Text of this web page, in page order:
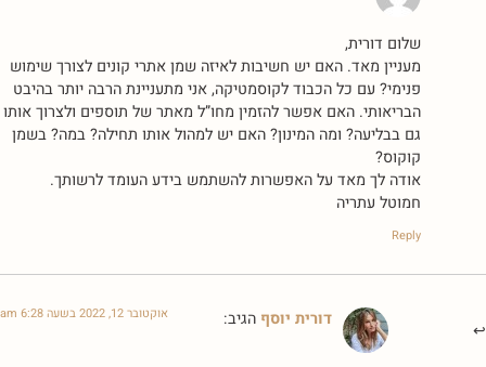
שלום דורית,
מעניין מאד. האם יש חשיבות לאיזה שמן אתרי קונים לצורך שימוש
פנימי? עם כל הכבוד לקוסמטיקה, אני מתעניינת הרבה יותר בהיבט
הבריאותי. האם אפשר להזמין מחו”ל מאתר של תוספים ולצרוך אותו
גם בבליעה? ומה המינון? האם יש למהול אותו תחילה? במה? בשמן
קוקוס?
אודה לך מאד על האפשרות להשתמש בידע העומד לרשותך.
חמוטל עתריה
Reply
דורית יוסף הגיב: אוקטובר 12, 2022 בשעה 6:28 am